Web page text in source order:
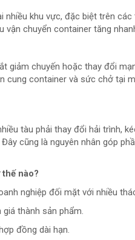
khu vực, đặc biệt trên các
vận chuyển container tăng
giảm chuyến hoặc thay đổi
cung container và sức chở tại
tàu phải thay đổi hải trình,
cũng là nguyên nhân góp
nào?
nghiệp đối mặt với nhiều
thành sản phẩm.
đồng dài hạn.